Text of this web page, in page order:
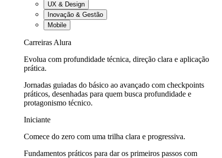
UX & Design
Inovação & Gestão
Mobile
Carreiras Alura
Evolua com profundidade técnica, direção clara e aplicação
prática.
Jornadas guiadas do básico ao avançado com checkpoints
práticos, desenhadas para quem busca profundidade e
protagonismo técnico.
Iniciante
Comece do zero com uma trilha clara e progressiva.
Fundamentos práticos para dar os primeiros passos com